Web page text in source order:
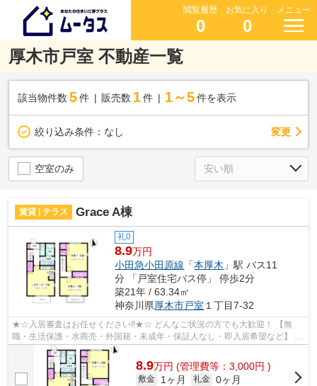
閲覧履歴
0
お気に入り
0
メニュー
厚木市戸室 不動産一覧
該当物件数 5件 販売数 1 件 1～5 件を表示
絞り込み条件： なし 変更
空室のみ
賃貸 | テラス Grace A棟
礼0
8.9万円
小田急小田原線 「本厚木 」駅 バス11
分 「戸室住宅バス停」 停歩2分
築21年 / 63.34㎡
神奈川県厚木市戸室 １丁目7-32
★☆入居審査はお任せください‼★☆ どんなご状況の方でも大歓迎！ 【無
職・生活保護・水商売・外国籍・未成年・保証人なし・即入居希望など】 ネ
ット非公開の物件からもお探し致します‼ ...
8.9万円 (管理費等：3,000円 )
敷金 1ヶ月 礼金 0ヶ月